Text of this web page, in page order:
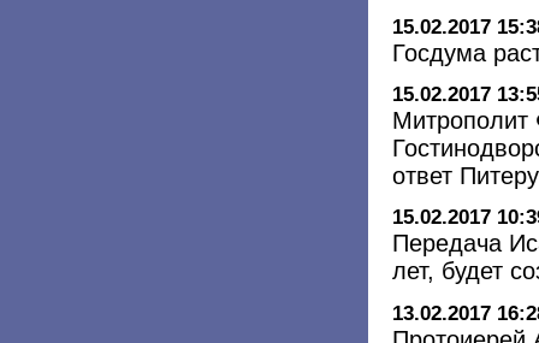
15.02.2017
Госдума
15.02.2017
Митрополит
ответ
15.02.2017
Передача
лет, будет
13.02.2017